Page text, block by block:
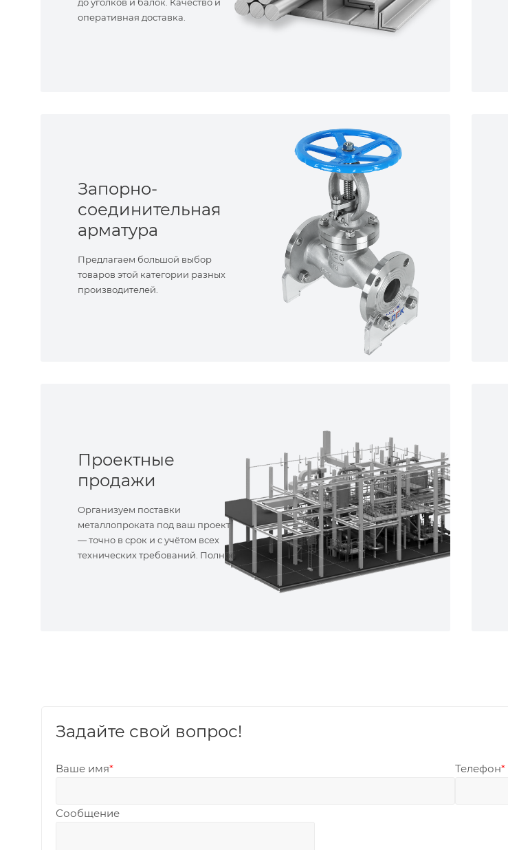
оперативная доставка.
Запорно-
соединительная
арматура
Предлагаем большой выбор
товаров этой категории разных
производителей.
Проектные
продажи
Организуем поставки
металлопроката под ваш проект
— точно в срок и с учётом всех
технических требований. Полное
Задайте свой вопрос!
Ваше имя* Телефон*
Сообщение